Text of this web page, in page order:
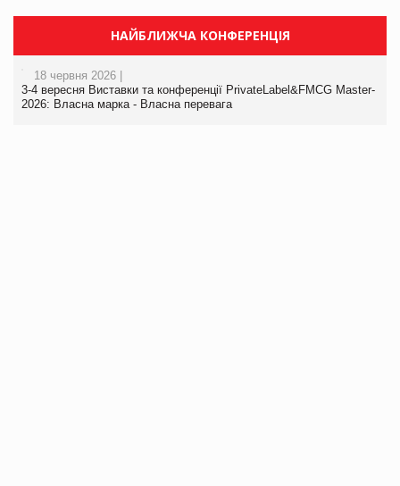
НАЙБЛИЖЧА КОНФЕРЕНЦІЯ
18 червня 2026 |
3-4 вересня Виставки та конференції PrivateLabel&FMCG Master-
2026: Власна марка - Власна перевага